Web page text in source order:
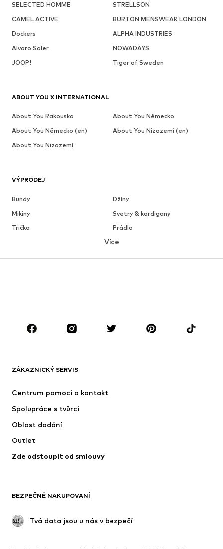
SELECTED HOMME
STRELLSON
CAMEL ACTIVE
BURTON MENSWEAR LONDON
Dockers
ALPHA INDUSTRIES
Alvaro Soler
NOWADAYS
JOOP!
Tiger of Sweden
VÝPRODEJ
Bundy
Džíny
Mikiny
Svetry & kardigany
Trička
Prádlo
Košile
OBLEČENÍ
Bundy
Obleky & saka
Plavky
Příležitosti
Upcyklace
Nové
Kotníkové boty & kozačky
Polobotky
Více
ZÁKAZNICKÝ SERVIS
Centrum pomoci a kontakt
Spolupráce s tvůrci
Oblast dodání
Outlet
Zde odstoupit od smlouvy
BEZPEČNÉ NAKUPOVANÍ
Tvá data jsou u nás v bezpečí
ABOUT YOU X INTERNATIONAL
About You Rakousko
About You Německo
About You Německo (en)
About You Nizozemí (en)
About You Nizozemí